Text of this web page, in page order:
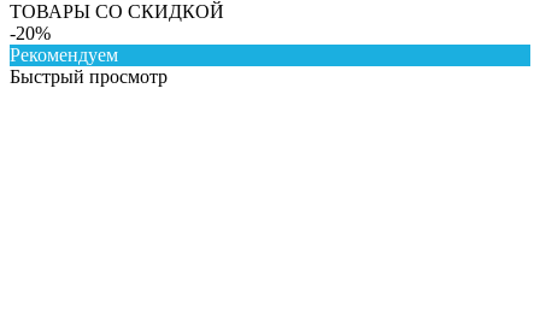
ТОВАРЫ СО СКИДКОЙ
-20%
Рекомендуем
Быстрый просмотр